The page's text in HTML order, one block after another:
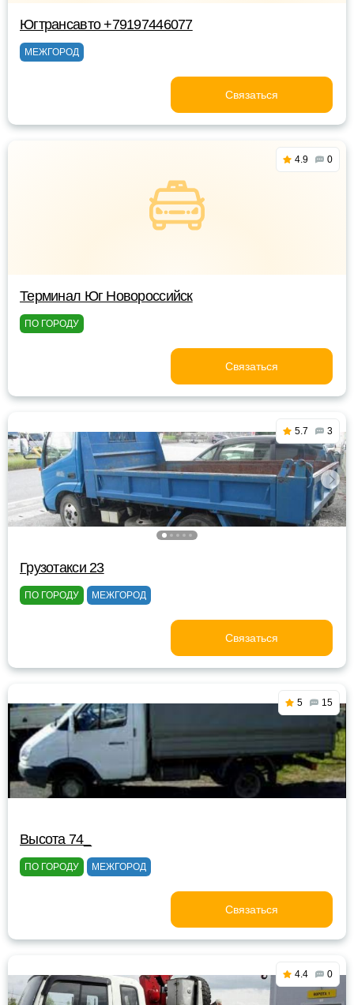
Югтрансавто +79197446077
МЕЖГОРОД
Связаться
4.9 0
Терминал Юг Новороссийск
ПО ГОРОДУ
Связаться
5.7 3
Грузотакси 23
ПО ГОРОДУ МЕЖГОРОД
Связаться
5 15
Высота 74_
ПО ГОРОДУ МЕЖГОРОД
Связаться
4.4 0